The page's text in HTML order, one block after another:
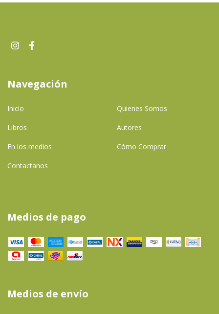
Navegación
Inicio Quienes Somos
Libros Autores
En los medios Cómo Comprar
Contactanos
Medios de pago
Medios de envío